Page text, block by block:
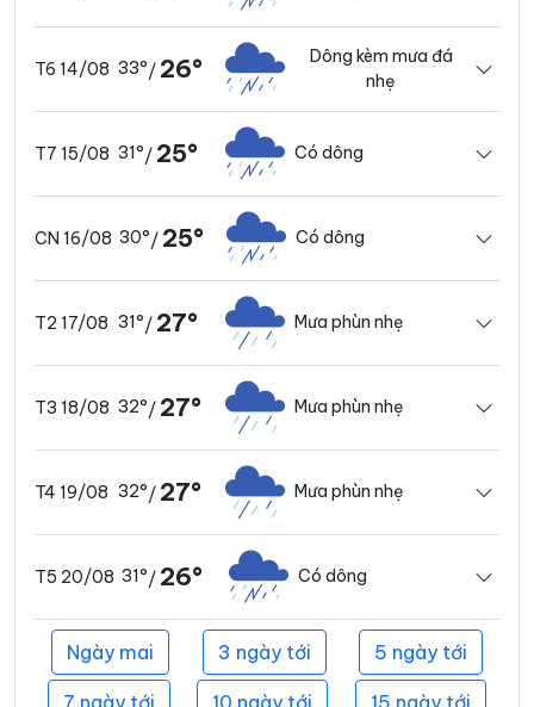
T6 14/08 33°/ 26°
Dông kèm mưa đá
nhẹ
T7 15/08 31°/ 25° Có dông
CN 16/08 30°/ 25° Có dông
T2 17/08 31°/ 27° Mưa phùn nhẹ
T3 18/08 32°/ 27° Mưa phùn nhẹ
T4 19/08 32°/ 27° Mưa phùn nhẹ
T5 20/08 31°/ 26° Có dông
Ngày mai 3 ngày tới 5 ngày tới
7 ngày tới 10 ngày tới 15 ngày tới